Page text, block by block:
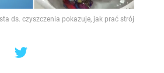
ds. czyszczenia pokazuje, jak prać strój